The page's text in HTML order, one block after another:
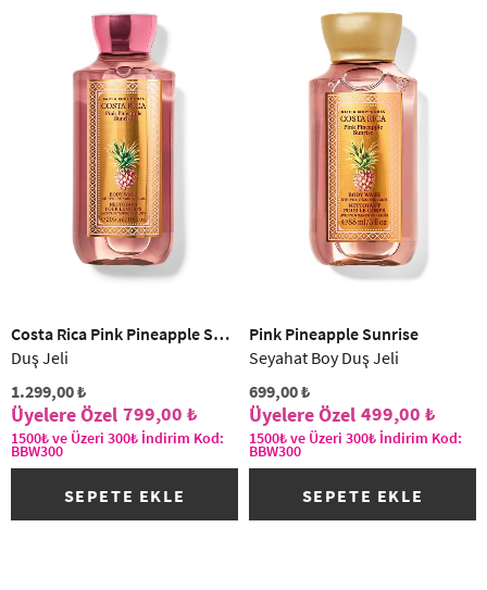
Costa Rica Pink Pineapple Sunrise
Duş Jeli
1.299,00 ₺
799,00 ₺
1500₺ ve Üzeri 300₺ İndirim Kod:
BBW300
SEPETE EKLE
Pink Pineapple Sunrise
Seyahat Boy Duş Jeli
699,00 ₺
499,00 ₺
1500₺ ve Üzeri 300₺ İndirim Kod:
BBW300
SEPETE EKLE